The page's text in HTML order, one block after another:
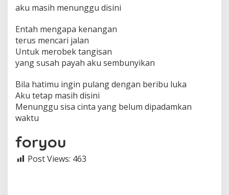
aku masih menunggu disini
Entah mengapa kenangan
terus mencari jalan
Untuk merobek tangisan
yang susah payah aku sembunyikan
Bila hatimu ingin pulang dengan beribu luka
Aku tetap masih disini
Menunggu sisa cinta yang belum dipadamkan
waktu
foryou
Post Views: 463